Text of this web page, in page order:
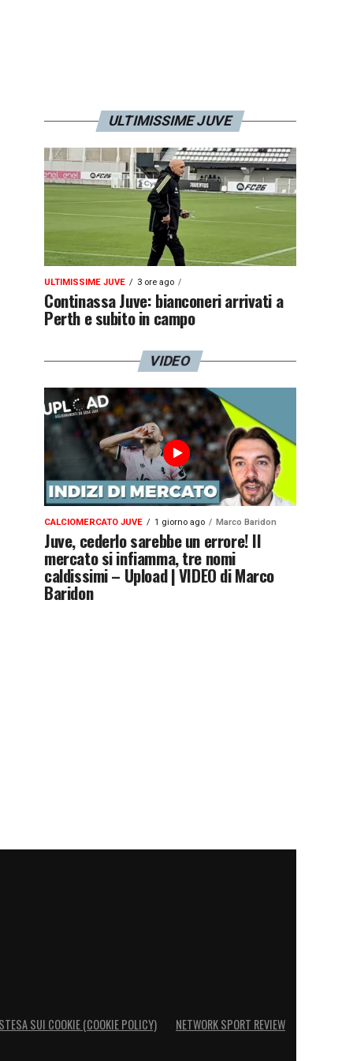
ULTIMISSIME JUVE
ULTIMISSIME JUVE 3 ore ago
Continassa Juve: bianconeri arrivati a
Perth e subito in campo
VIDEO
CALCIOMERCATO JUVE 1 giorno ago Marco Baridon
Juve, cederlo sarebbe un errore! Il
mercato si infiamma, tre nomi
caldissimi – Upload | VIDEO di Marco
Baridon
SUI COOKIE (COOKIE POLICY) NETWORK SPORT REVIEW